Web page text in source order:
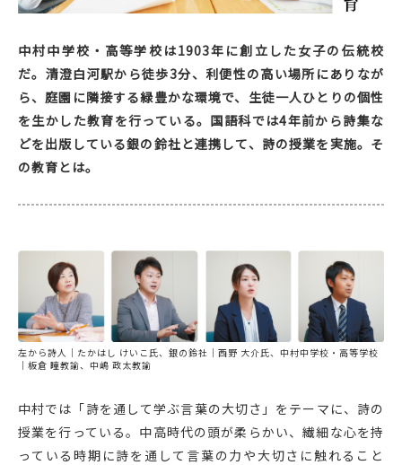
中村中学校・高等学校は1903年に創立した女子の伝統校
だ。清澄白河駅から徒歩3分、利便性の高い場所にありなが
ら、庭園に隣接する緑豊かな環境で、生徒一人ひとりの個性
を生かした教育を行っている。国語科では4年前から詩集な
どを出版している銀の鈴社と連携して、詩の授業を実施。そ
の教育とは。
左から詩人｜たかはし けいこ氏、銀の鈴社｜西野 大介氏、中村中学校・高等学校
｜板倉 瞳教諭、中嶋 政太教諭
中村では「詩を通して学ぶ言葉の大切さ」をテーマに、詩の
授業を行っている。中高時代の頭が柔らかい、繊細な心を持
っている時期に詩を通して言葉の力や大切さに触れること